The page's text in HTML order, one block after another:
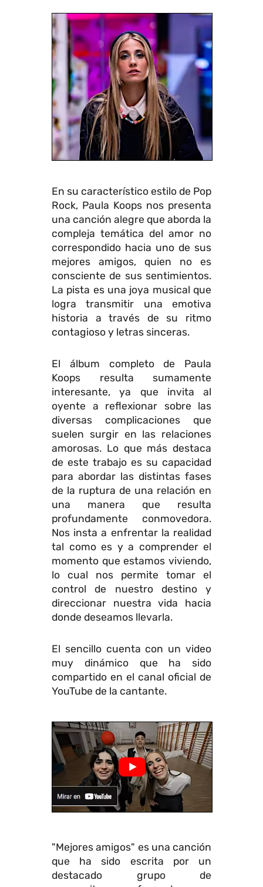
En su característico estilo de Pop
Rock, Paula Koops nos presenta
una canción alegre que aborda la
compleja temática del amor no
correspondido hacia uno de sus
mejores amigos, quien no es
consciente de sus sentimientos.
La pista es una joya musical que
logra transmitir una emotiva
historia a través de su ritmo
contagioso y letras sinceras.
El álbum completo de Paula
Koops resulta sumamente
interesante, ya que invita al
oyente a reflexionar sobre las
diversas complicaciones que
suelen surgir en las relaciones
amorosas. Lo que más destaca
de este trabajo es su capacidad
para abordar las distintas fases
de la ruptura de una relación en
una manera que resulta
profundamente conmovedora.
Nos insta a enfrentar la realidad
tal como es y a comprender el
momento que estamos viviendo,
lo cual nos permite tomar el
control de nuestro destino y
direccionar nuestra vida hacia
donde deseamos llevarla.
El sencillo cuenta con un video
muy dinámico que ha sido
compartido en el canal oficial de
YouTube de la cantante.
"Mejores amigos" es una canción
que ha sido escrita por un
destacado grupo de